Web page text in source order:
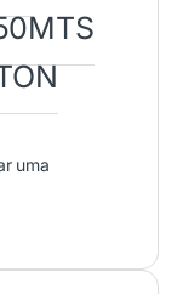
uma